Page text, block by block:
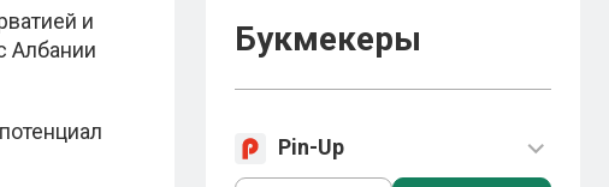
и
Албании
Букмекеры
Pin-Up